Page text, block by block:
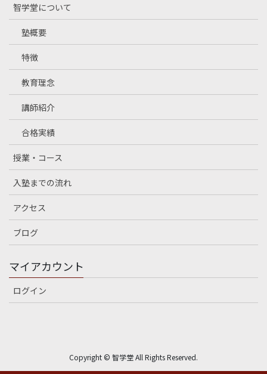
智学堂について
塾概要
特徴
教育理念
講師紹介
合格実績
授業・コース
入塾までの流れ
アクセス
ブログ
マイアカウント
ログイン
Copyright © 智学堂 All Rights Reserved.